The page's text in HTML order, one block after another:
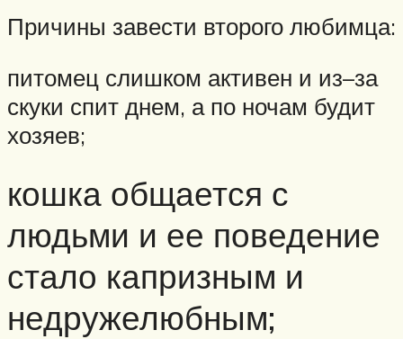
Причины завести второго любимца:
питомец слишком активен и из–за
скуки спит днем, а по ночам будит
хозяев;
кошка общается с
людьми и ее поведение
стало капризным и
недружелюбным;